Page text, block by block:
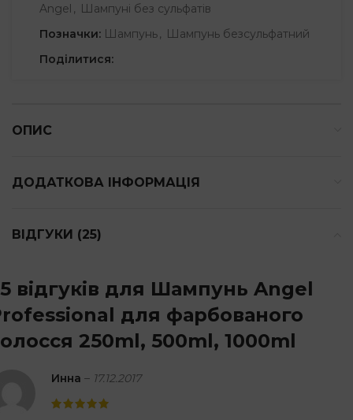
Angel , Шампуні без сульфатів
Позначки: Шампунь, Шампунь безсульфатний
Поділитися:
ОПИС
ДОДАТКОВА ІНФОРМАЦІЯ
ВІДГУКИ (25)
відгуків для Шампунь Angel
для фарбованого
250ml, 500ml, 1000ml
Инна – 17.12.2017